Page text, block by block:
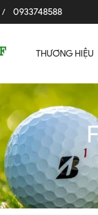
/ 0933748588
THƯƠNG HIỆU